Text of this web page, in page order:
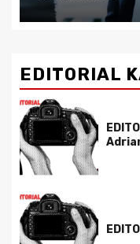
EDITORIAL